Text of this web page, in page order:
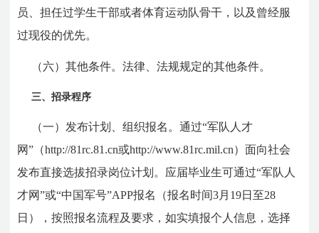
员、担任过学生干部或者体育运动队骨干，以及曾经服
过现役的优先。
（六）其他条件。法律、法规规定的其他条件。
三、招录程序
（一）发布计划、组织报名。通过“军队人才
网”（http://81rc.81.cn或http://www.81rc.mil.cn）面向社会
发布直接选拔招录岗位计划。应届毕业生可通过“军队人
才网”或“中国军号”APP报名（报名时间3月19日至28
日），按照报名流程及要求，如实填报个人信息，选择